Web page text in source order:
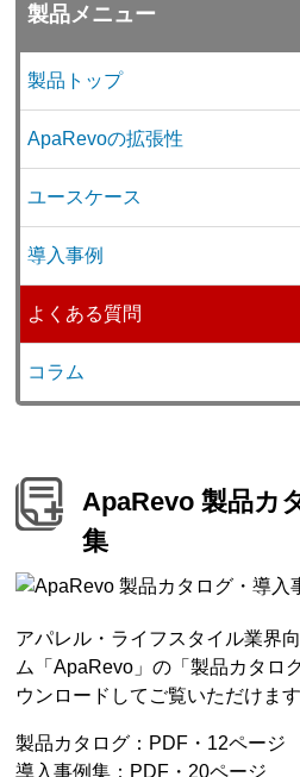
製品メニュー
製品トップ
ApaRevoの拡張性
ユースケース
導入事例
よくある質問
コラム
ApaRevo 製品カ
集
アパレル・ライフスタイル業界
ム「ApaRevo」の「製品カタロ
ウンロードしてご覧いただけます
製品カタログ：PDF・12ページ
導入事例集：PDF・20ページ